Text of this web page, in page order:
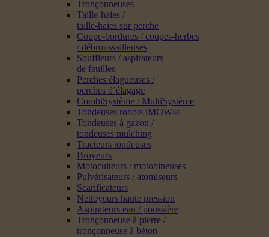
Tronçonneuses
Taille-haies /
taille-haies sur perche
Coupe-bordures / coupes-herbes
/ débroussailleuses
Souffleurs / aspirateurs
de feuilles
Perches élagueuses /
perches d’élagage
CombiSystème / MultiSystème
Tondeuses robots iMOW®
Tondeuses à gazon /
tondeuses mulching
Tracteurs tondeuses
Broyeurs
Motoculteurs / motobineuses
Pulvérisateurs / atomiseurs
Scarificateurs
Nettoyeurs haute pression
Aspirateurs eau / poussière
Tronçonneuse à pierre /
tronçonneuse à béton